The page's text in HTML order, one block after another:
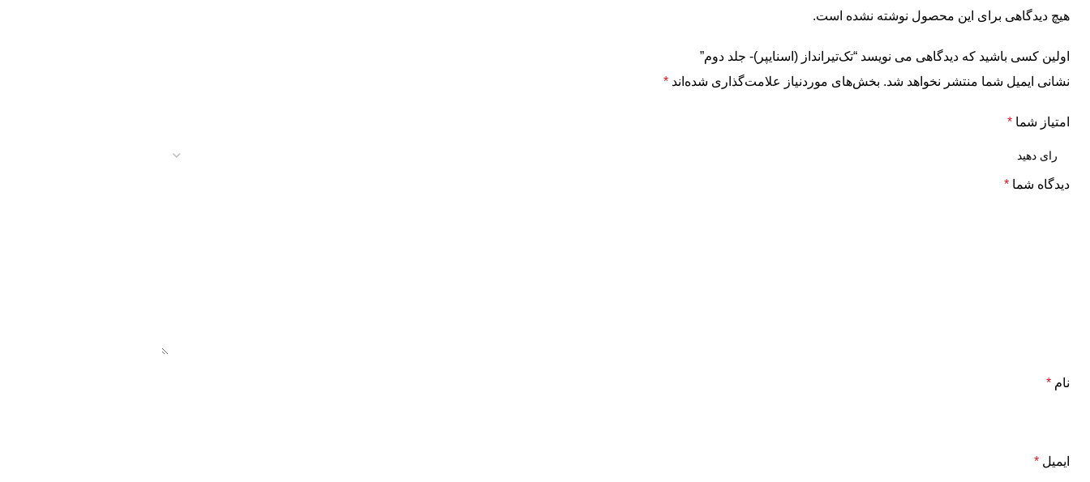
هیچ دیدگاهی برای این محصول نوشته نشده است.
اولین کسی باشید که دیدگاهی می نویسد “تک‌تیر‌انداز (اسنایپر)- جلد دوم”
نشانی ایمیل شما منتشر نخواهد شد. بخش‌های موردنیاز علامت‌گذاری شده‌اند *
امتیاز شما *
دیدگاه شما *
نام *
ایمیل *